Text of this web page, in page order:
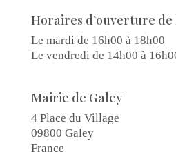
Horaires d’ouverture
Le mardi de 16h00 à 18h00
Le vendredi de 14h00 à
Mairie de Galey
4 Place du Village
09800 Galey
France